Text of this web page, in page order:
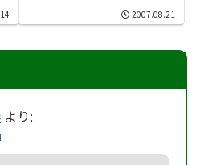
2007.08.21
より: